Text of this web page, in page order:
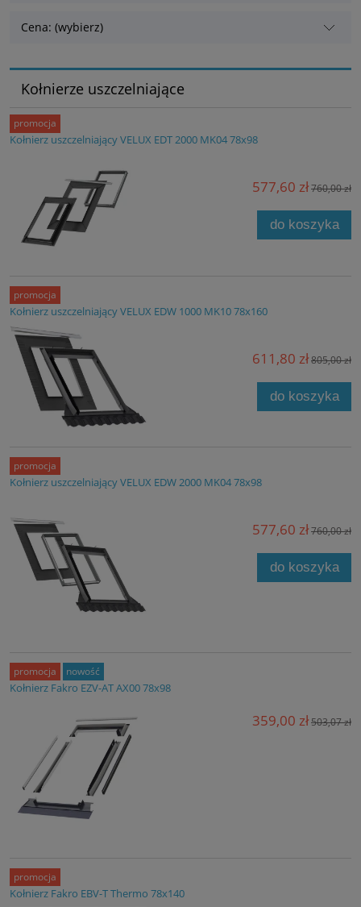
Cena: (wybierz)
Kołnierze uszczelniające
Kołnierz uszczelniający VELUX EDT 2000 MK04 78x98
577,60 zł760,00 zł
do koszyka
promocja
Kołnierz uszczelniający VELUX EDW 1000 MK10 78x160
611,80 zł805,00 zł
do koszyka
promocja
Kołnierz uszczelniający VELUX EDW 2000 MK04 78x98
577,60 zł760,00 zł
do koszyka
promocja
Kołnierz Fakro EZV-AT AX00 78x98
359,00 zł503,07 zł
promocja nowość
Kołnierz Fakro EBV-T Thermo 78x140
promocja